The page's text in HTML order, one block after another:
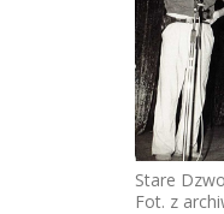
Stare
Fot. z